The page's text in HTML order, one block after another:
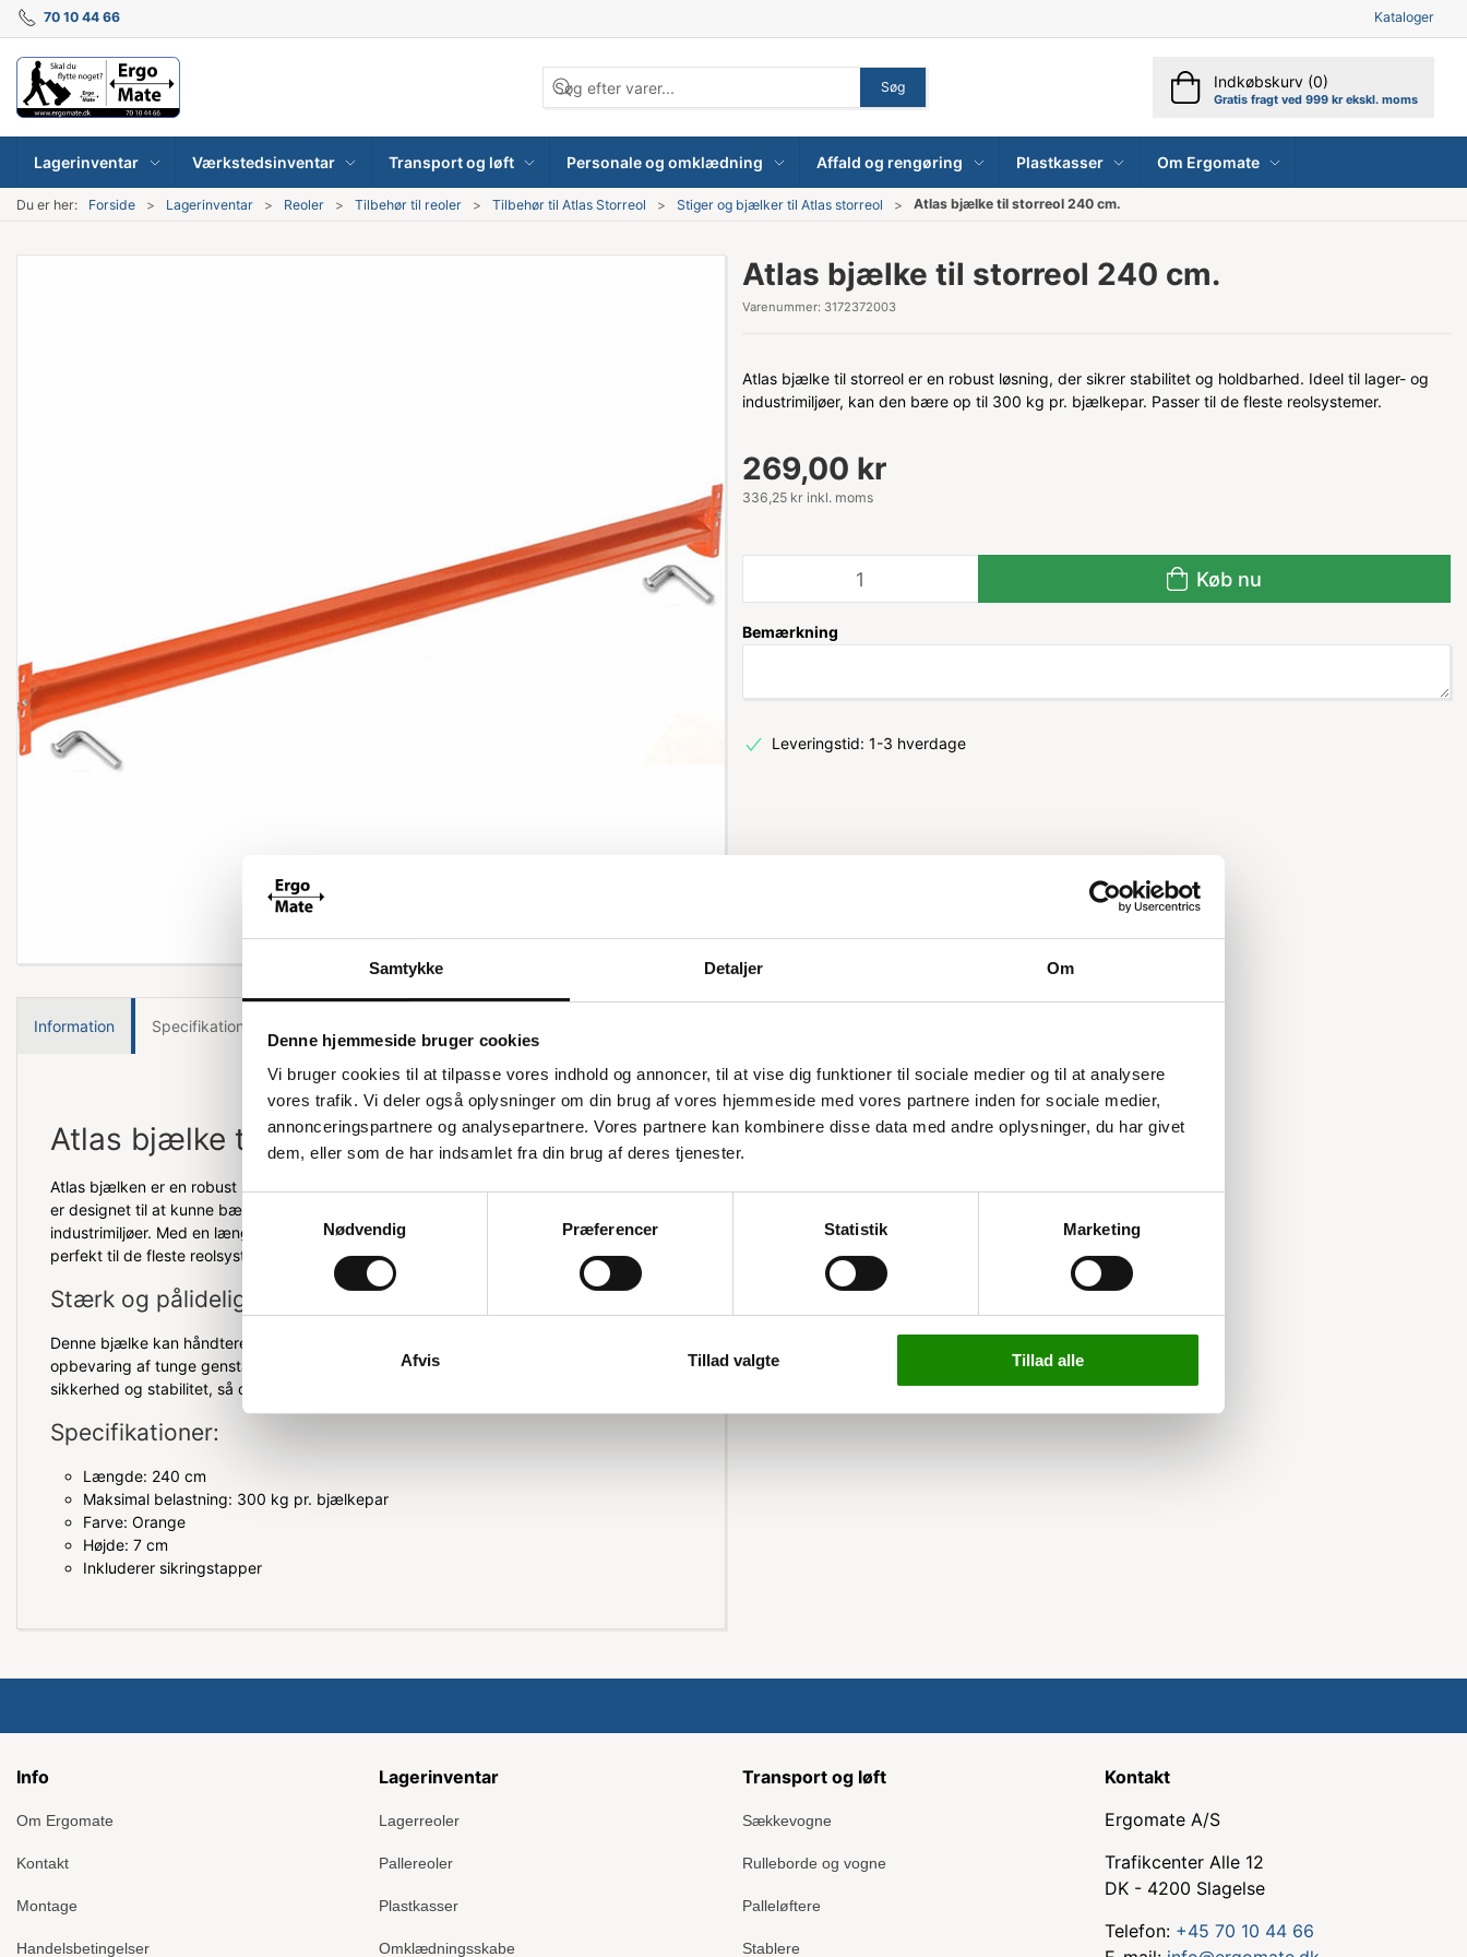
Samtykke Detaljer Om
Denne hjemmeside bruger cookies
Vi bruger cookies til at tilpasse vores indhold og annoncer, til at vise dig funktioner til sociale medier og til at analysere
vores trafik. Vi deler også oplysninger om din brug af vores hjemmeside med vores partnere inden for sociale medier,
annonceringspartnere og analysepartnere. Vores partnere kan kombinere disse data med andre oplysninger, du har givet
dem, eller som de har indsamlet fra din brug af deres tjenester.
Nødvendig
Præferencer Statistik Marketing
Afvis Tillad valgte Tillad alle
70 10 44 66 Kataloger
Søg Indkøbskurv (0)
Gratis fragt ved 999 kr ekskl. moms
Lagerinventar Værkstedsinventar Transport og løft Personale og omklædning Affald og rengøring Plastkasser Om Ergomate
Du er her: Forside Lagerinventar Reoler Tilbehør til reoler Tilbehør til Atlas Storreol Stiger og bjælker til Atlas storreol Atlas bjælke til storreol 240 cm.
Forstør
Atlas bjælke til storreol 240 cm.
Varenummer: 3172372003
Atlas bjælke til storreol er en robust løsning, der sikrer stabilitet og holdbarhed. Ideel til lager- og
industrimiljøer, kan den bære op til 300 kg pr. bjælkepar. Passer til de fleste reolsystemer.
269,00 kr
336,25 kr inkl. moms
Køb nu
Bemærkning
Leveringstid: 1-3 hverdage
Information Specifikationer
Atlas bjælke til storreol
Atlas bjælken er en robust løsning til din storreol, der sikrer stabilitet og holdbarhed. Den
er designet til at kunne bære tunge belastninger og er ideel til opbevaring i lager- og
industrimiljøer. Med en længde på 240 cm og en højde på 7 cm, passer denne bjælke
perfekt til de fleste reolsystemer.
Stærk og pålidelig
Denne bjælke kan håndtere op til 300 kg pr. bjælkepar, hvilket gør den velegnet til
opbevaring af tunge genstande. Den er udstyret med sikringstapper, der giver ekstra
sikkerhed og stabilitet, så du kan være tryg ved at opbevare dine varer.
Specifikationer:
Længde: 240 cm
Maksimal belastning: 300 kg pr. bjælkepar
Farve: Orange
Højde: 7 cm
Inkluderer sikringstapper
Info
Om Ergomate
Kontakt
Montage
Handelsbetingelser
Lagerinventar
Lagerreoler
Pallereoler
Plastkasser
Omklædningsskabe
Transport og løft
Sækkevogne
Rulleborde og vogne
Palleløftere
Stablere
Kontakt
Ergomate A/S
Trafikcenter Alle 12
DK - 4200 Slagelse
Telefon: +45 70 10 44 66